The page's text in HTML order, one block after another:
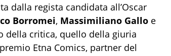
dalla regista candidata all’Oscar
Borromei, Massimiliano Gallo e
della critica, quello della giuria
Etna Comics, partner del